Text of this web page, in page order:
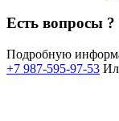
Есть вопросы ?
Подробную
+7 987-595-97-53